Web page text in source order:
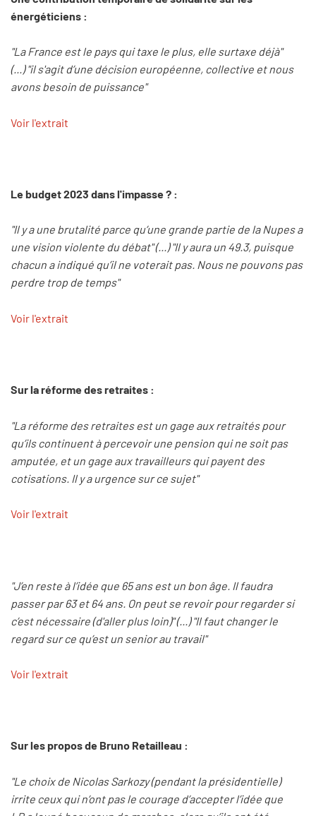
énergéticiens :
"La France est le pays qui taxe le plus, elle surtaxe déjà"
(...) "il s'agit d’une décision européenne, collective et nous
avons besoin de puissance"
Voir l'extrait
Le budget 2023 dans l'impasse ? :
"Il y a une brutalité parce qu’une grande partie de la Nupes a
une vision violente du débat" (...) "Il y aura un 49.3, puisque
chacun a indiqué qu’il ne voterait pas. Nous ne pouvons pas
perdre trop de temps"
Voir l'extrait
Sur la réforme des retraites :
"La réforme des retraites est un gage aux retraités pour
qu’ils continuent à percevoir une pension qui ne soit pas
amputée, et un gage aux travailleurs qui payent des
cotisations. Il y a urgence sur ce sujet"
Voir l'extrait
"J’en reste à l’idée que 65 ans est un bon âge. Il faudra
passer par 63 et 64 ans. On peut se revoir pour regarder si
c’est nécessaire (d'aller plus loin)" (...) "Il faut changer le
regard sur ce qu’est un senior au travail"
Voir l'extrait
Sur les propos de Bruno Retailleau :
"Le choix de Nicolas Sarkozy (pendant la présidentielle)
irrite ceux qui n’ont pas le courage d’accepter l’idée que